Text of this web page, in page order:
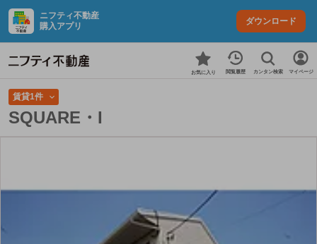
ニフティ不動産
購入アプリ
ダウンロード
お気に入り 閲覧履歴 カンタン検索 マイページ
賃貸1件
SQUARE・I